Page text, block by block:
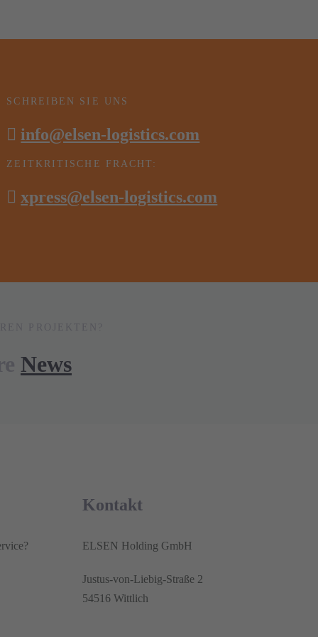
SCHREIBEN SIE UNS
info@elsen-logistics.com
ZEITKRITISCHE FRACHT:
xpress@elsen-logistics.com
News
Kontakt
ELSEN Holding GmbH
Justus-von-Liebig-Straße 2
54516 Wittlich